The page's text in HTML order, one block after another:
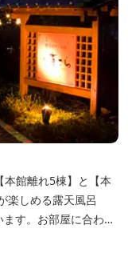
館離れ5棟】と【本
楽しめる露天風呂
す。お部屋に合わせ